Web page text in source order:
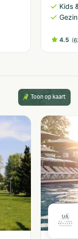
Kids
4.5 (
Toon op kaart